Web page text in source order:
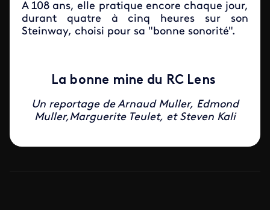
A 108 ans, elle pratique encore chaque jour,
durant quatre à cinq heures sur son
Steinway, choisi pour sa "bonne sonorité".
La bonne mine du RC Lens
Un reportage de Arnaud Muller, Edmond
Muller,Marguerite Teulet, et Steven Kali